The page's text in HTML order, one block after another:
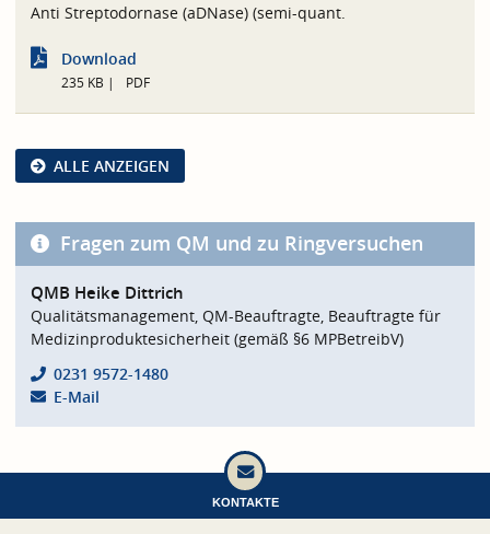
Anti Streptodornase (aDNase) (semi-quant.
Download
235 KB PDF
ALLE ANZEIGEN
Fragen zum QM und zu Ringversuchen
QMB Heike Dittrich
Qualitätsmanagement, QM-Beauftragte, Beauftragte für
Medizinproduktesicherheit (gemäß §6 MPBetreibV)
0231 9572-1480
E-Mail
KONTAKTE